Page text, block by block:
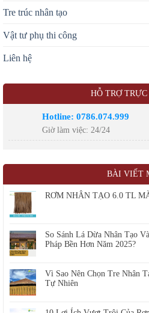
Tre trúc nhân tạo
Vật tư phụ thi công
Liên hệ
HỖ TRỢ
Hotline: 0786.074.999
Giờ làm việc: 24/24
tre nhân tạothi công nhà mái lákinh
BÀI VIẾT
RƠM NHÂN TẠO 6.0 TL
So Sánh Lá Dừa Nhân Tạo
Pháp Bền Hơn Năm 2025?
Vì Sao Nên Chọn Tre Nhân
Tự Nhiên